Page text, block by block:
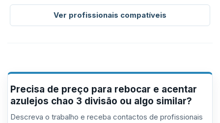
Ver profissionais compatíveis
Precisa de preço para rebocar e acentar
azulejos chao 3 divisão ou algo similar?
Descreva o trabalho e receba contactos de profissionais